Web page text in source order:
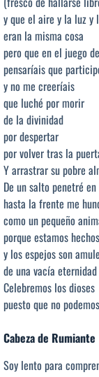
y que el aire y la luz y
eran la misma cosa
pero que en el juego
pensaríais que
y no me creeríais
que luché por morir
de la divinidad
por despertar
por volver tras la
Y arrastrar su pobre
De un salto penetré
hasta la frente me
como un pequeño
porque estamos
y los espejos son
de una vacía
Celebremos los dioses
puesto que no
Cabeza de Rumiante
Soy lento para